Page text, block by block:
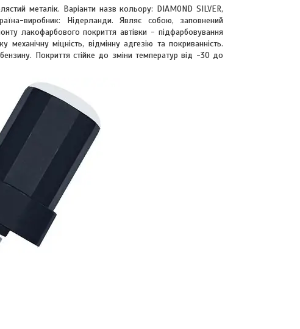
металік. Варіанти назв кольору: DIAMOND SILVER,
виробник: Нідерланди. Являє собою, заповнений
лакофарбового покриття автівки - підфарбовування
міцність, відмінну адгезію та покриванність.
Покриття стійке до зміни температур від -30 до